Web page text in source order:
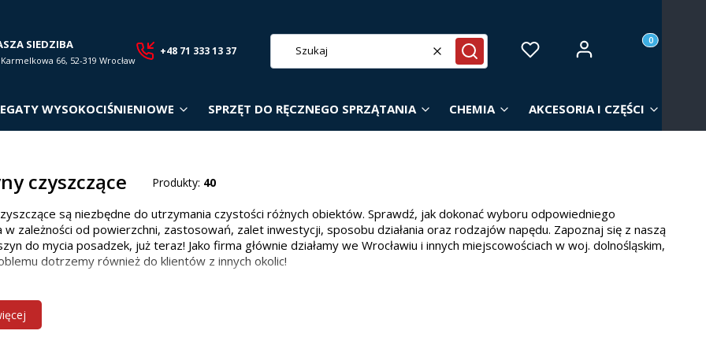
+48 71 333 13 37
SIEDZIBA
66, 52-319 Wrocław WyczyśćSzukaj
Ulubione Zaloguj się Produkty w
Koszyk
WYSOKOCIŚNIENIOWE SPRZĘT DO RĘCZNEGO SPRZĄTANIA CHEMIA AKCESORIA I CZĘŚCI
czyszczące Produkty: 40
są niezbędne do utrzymania czystości różnych obiektów. Sprawdź, jak dokonać wyboru odpowiedniego
w zależności od powierzchni, zastosowań, zalet inwestycji, sposobu działania oraz rodzajów napędu. Zapoznaj się z naszą
do mycia posadzek, już teraz! Jako firma głównie działamy we Wrocławiu i innych miejscowościach w woj. dolnośląskim,
dotrzemy również do klientów z innych okolic!
czyszczących w zależności od powierzchni
modelu zależy od wielkości i rodzaju powierzchni: